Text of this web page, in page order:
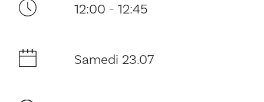
Musikk
Historie og arkitektur
12:00 - 12:45
Samedi 23.07